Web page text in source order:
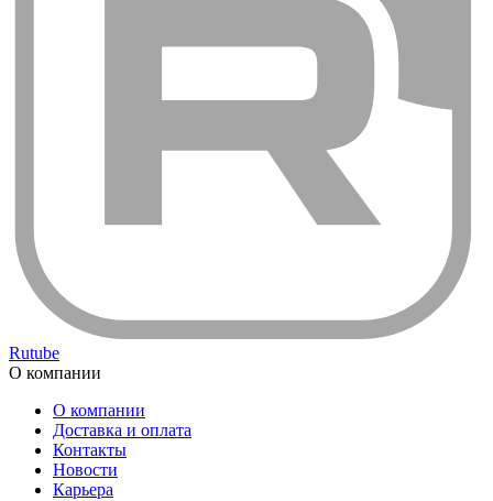
Rutube
О компании
О компании
Доставка и оплата
Контакты
Новости
Карьера